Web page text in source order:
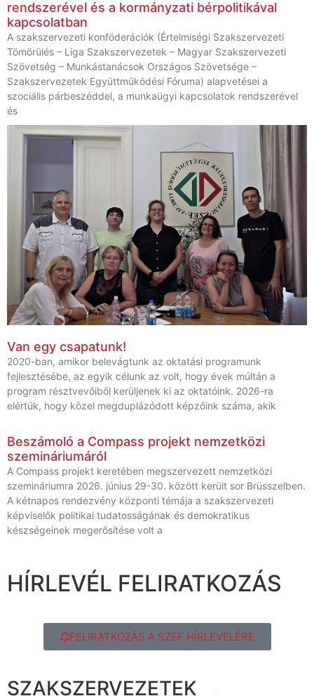
rendszerével és a kormányzati bérpolitikával
kapcsolatban
A szakszervezeti konföderációk (Értelmiségi Szakszervezeti
Tömörülés – Liga Szakszervezetek – Magyar Szakszervezeti
Szövetség – Munkástanácsok Országos Szövetsége –
Szakszervezetek Együttműködési Fóruma) alapvetései a
szociális párbeszéddel, a munkaügyi kapcsolatok rendszerével
és
Van egy csapatunk!
2020-ban, amikor belevágtunk az oktatási programunk
fejlesztésébe, az egyik célunk az volt, hogy évek múltán a
program résztvevőiből kerüljenek ki az oktatóink. 2026-ra
elértük, hogy közel megduplázódott képzőink száma, akik
Beszámoló a Compass projekt nemzetközi
szemináriumáról
A Compass projekt keretében megszervezett nemzetközi
szemináriumra 2026. június 29-30. között került sor Brüsszelben.
A kétnapos rendezvény központi témája a szakszervezeti
képviselők politikai tudatosságának és demokratikus
készségeinek megerősítése volt a
HÍRLEVÉL FELIRATKOZÁS
FELIRATKOZÁS A SZEF HÍRLEVELÉRE
SZAKSZERVEZETEK